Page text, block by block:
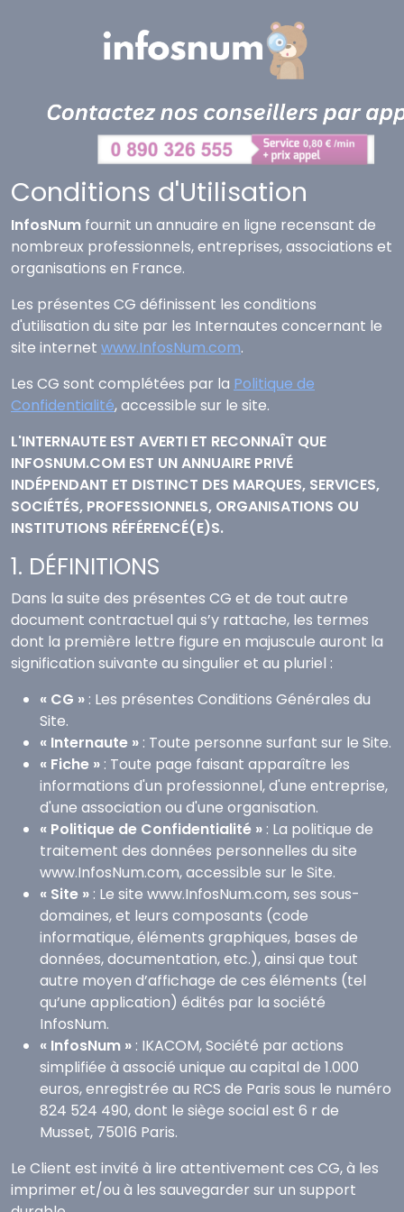
Conditions d'Utilisation
InfosNum fournit un annuaire en ligne recensant de
nombreux professionnels, entreprises, associations et
organisations en France.
Les présentes CG définissent les conditions
d'utilisation du site par les Internautes concernant le
site internet www.InfosNum.com.
Les CG sont complétées par la Politique de
Confidentialité, accessible sur le site.
L'INTERNAUTE EST AVERTI ET RECONNAÎT QUE
INFOSNUM.COM EST UN ANNUAIRE PRIVÉ
INDÉPENDANT ET DISTINCT DES MARQUES, SERVICES,
SOCIÉTÉS, PROFESSIONNELS, ORGANISATIONS OU
INSTITUTIONS RÉFÉRENCÉ(E)S.
1. DÉFINITIONS
Dans la suite des présentes CG et de tout autre
document contractuel qui s’y rattache, les termes
dont la première lettre figure en majuscule auront la
signification suivante au singulier et au pluriel :
« CG » : Les présentes Conditions Générales du
Site.
« Internaute » : Toute personne surfant sur le Site.
« Fiche » : Toute page faisant apparaître les
informations d'un professionnel, d'une entreprise,
d'une association ou d'une organisation.
« Politique de Confidentialité » : La politique de
traitement des données personnelles du site
www.InfosNum.com, accessible sur le Site.
« Site » : Le site www.InfosNum.com, ses sous-
domaines, et leurs composants (code
informatique, éléments graphiques, bases de
données, documentation, etc.), ainsi que tout
autre moyen d’affichage de ces éléments (tel
qu’une application) édités par la société
InfosNum.
« InfosNum » : IKACOM, Société par actions
simplifiée à associé unique au capital de 1.000
euros, enregistrée au RCS de Paris sous le numéro
824 524 490, dont le siège social est 6 r de
Musset, 75016 Paris.
Le Client est invité à lire attentivement ces CG, à les
imprimer et/ou à les sauvegarder sur un support